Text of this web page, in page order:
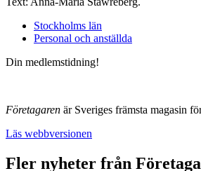
Stockholms län
Personal och anställda
Din medlemstidning!
Företagaren är Sveriges främsta magasin
Läs webbversionen
Fler nyheter från